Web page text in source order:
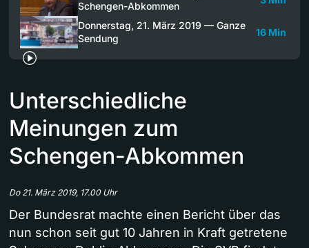
Schengen-Abkommen
Donnerstag, 21. März 2019 — Ganze
Sendung
16 Min
Unterschiedliche
Meinungen zum
Schengen-Abkommen
Do 21. März 2019, 17.00 Uhr
Der Bundesrat machte einen Bericht über das
nun schon seit gut 10 Jahren in Kraft getretene